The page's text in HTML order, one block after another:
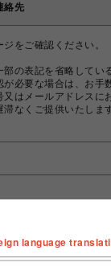
絡先
をご確認ください。
の表記を省略してい
が必要な場合は、お手
はメールアドレスに
なくご提供いたしま
language